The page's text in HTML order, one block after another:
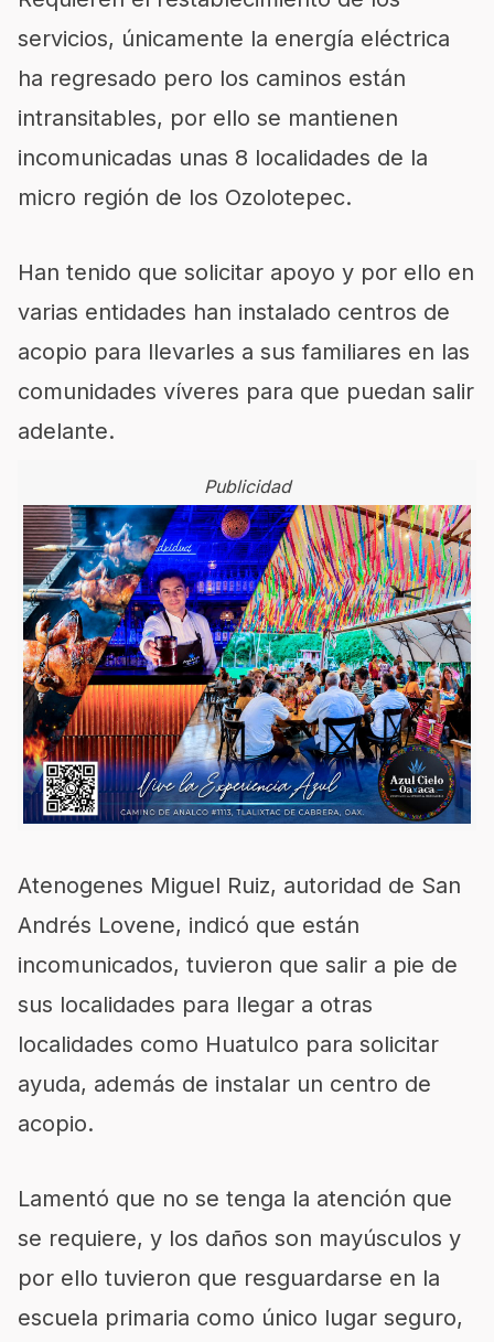
servicios, únicamente la energía eléctrica
ha regresado pero los caminos están
intransitables, por ello se mantienen
incomunicadas unas 8 localidades de la
micro región de los Ozolotepec.
Han tenido que solicitar apoyo y por ello en
varias entidades han instalado centros de
acopio para llevarles a sus familiares en las
comunidades víveres para que puedan salir
adelante.
Publicidad
Atenogenes Miguel Ruiz, autoridad de San
Andrés Lovene, indicó que están
incomunicados, tuvieron que salir a pie de
sus localidades para llegar a otras
localidades como Huatulco para solicitar
ayuda, además de instalar un centro de
acopio.
Lamentó que no se tenga la atención que
se requiere, y los daños son mayúsculos y
por ello tuvieron que resguardarse en la
escuela primaria como único lugar seguro,